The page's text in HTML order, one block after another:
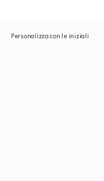
Personalizza con le iniziali